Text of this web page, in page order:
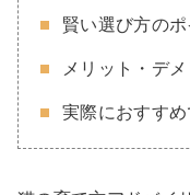
賢い選び方のポ
メリット・デ
実際におすす